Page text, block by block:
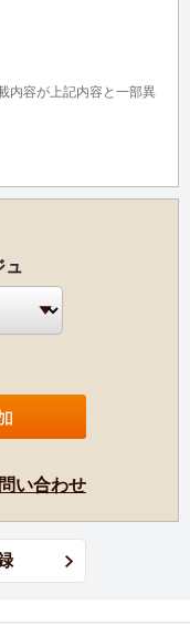
内容が上記内容と一部異
ュ
い合わせ